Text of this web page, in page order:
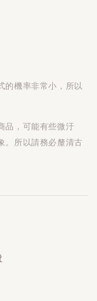
的機率非常小，所以
品，可能有些微汙
。所以請務必釐清古